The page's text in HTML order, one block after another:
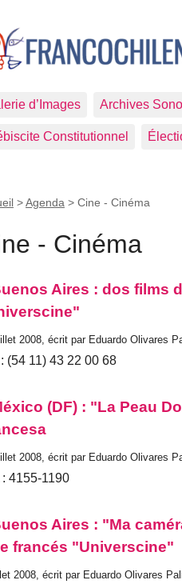
d’Images Archives
Constitutionnel
>Agenda > Cine - Cinéma
- Cinéma
Aires : dos films
2008, écrit par Eduardo Olivares
(54 11) 43 22 00 68
(DF) : "La Peau
2008, écrit par Eduardo Olivares
4155-1190
Aires : "Ma
francés "Universcine"
2008, écrit par Eduardo Olivares